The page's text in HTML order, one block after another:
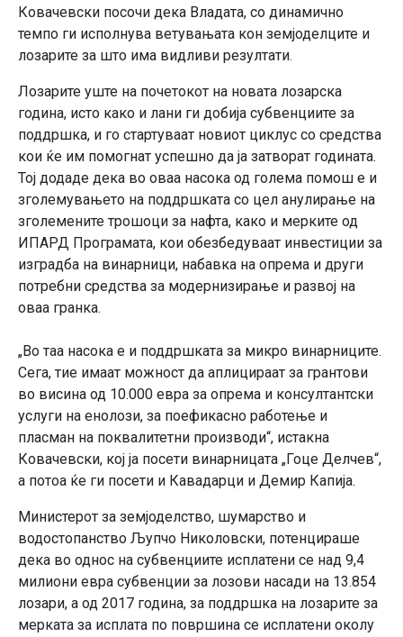
Ковачевски посочи дека Владата, со динамично
темпо ги исполнува ветувањата кон земјоделците и
лозарите за што има видливи резултати.
Лозарите уште на почетокот на новата лозарска
година, исто како и лани ги добија субвенциите за
поддршка, и го стартуваат новиот циклус со средства
кои ќе им помогнат успешно да ја затворат годината.
Тој додаде дека во оваа насока од голема помош е и
зголемувањето на поддршката со цел анулирање на
зголемените трошоци за нафта, како и мерките од
ИПАРД Програмата, кои обезбедуваат инвестиции за
изградба на винарници, набавка на опрема и други
потребни средства за модернизирање и развој на
оваа гранка.
„Во таа насока е и поддршката за микро винарниците.
Сега, тие имаат можност да аплицираат за грантови
во висина од 10.000 евра за опрема и консултантски
услуги на енолози, за поефикасно работење и
пласман на поквалитетни производи“, истакна
Ковачевски, кој ја посети винарницата „Гоце Делчев“,
а потоа ќе ги посети и Кавадарци и Демир Капијa.
Министерот за земјоделство, шумарство и
водостопанство Љупчо Николовски, потенцираше
дека во однос на субвенциите исплатени се над 9,4
милиони евра субвенции за лозови насади на 13.854
лозари, а од 2017 година, за поддршка на лозарите за
мерката за исплата по површина се исплатени околу